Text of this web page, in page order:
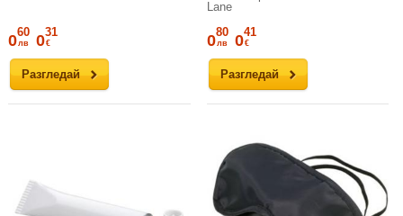
Разгледай
060
лв 031
€
Lane
Разгледай
080
лв 041
€